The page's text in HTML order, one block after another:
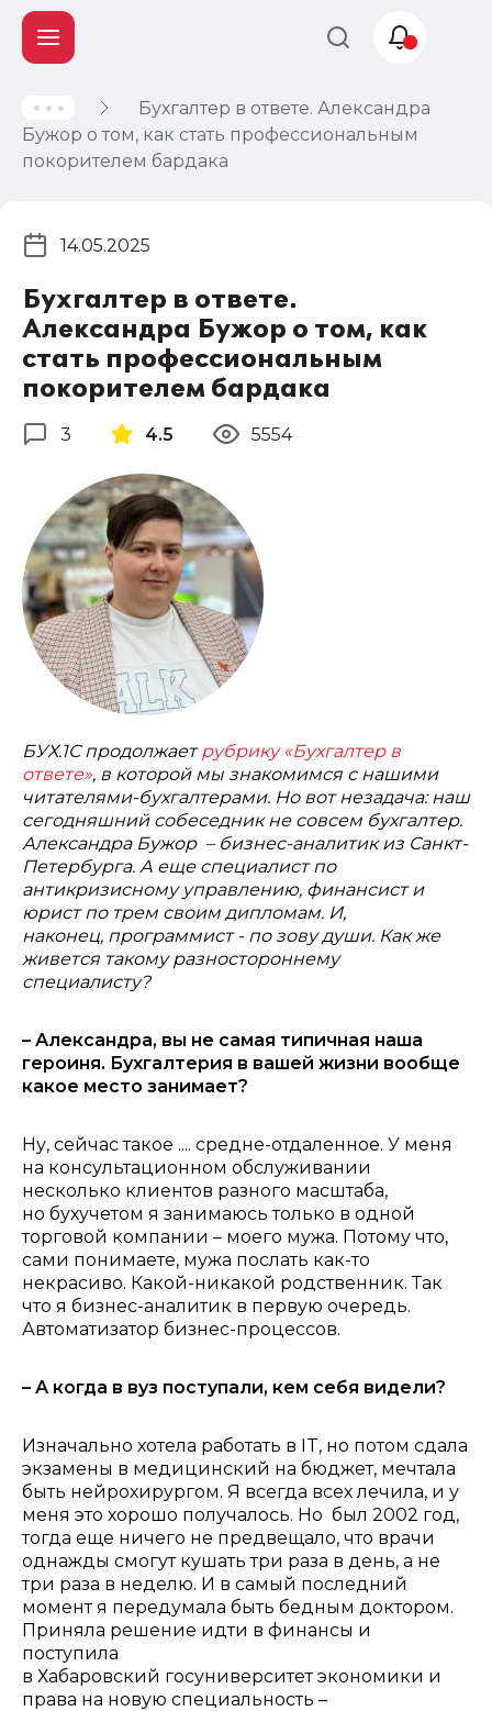
Бухгалтер в ответе. Александра
Бужор о том, как стать профессиональным
покорителем бардака
Бухгалтер в ответе.
Александра Бужор о том, как
стать профессиональным
покорителем бардака
14.05.2025
3 4.5 5554
БУХ.1С продолжаетрубрику «Бухгалтер в
ответе», в которой мы знакомимся с нашими
читателями-бухгалтерами. Но вот незадача: наш
сегодняшний собеседник не совсем бухгалтер.
Александра Бужор – бизнес-аналитик из Санкт-
Петербурга. А еще специалист по
антикризисному управлению, финансист и
юрист по трем своим дипломам. И,
наконец, программист - по зову души. Как же
живется такому разностороннему
специалисту?
– Александра, вы не самая типичная наша
героиня. Бухгалтерия в вашей жизни вообще
какое место занимает?
Ну, сейчас такое .... средне-отдаленное. У меня
на консультационном обслуживании
несколько клиентов разного масштаба,
но бухучетом я занимаюсь только в одной
торговой компании – моего мужа. Потому что,
сами понимаете, мужа послать как-то
некрасиво. Какой-никакой родственник. Так
что я бизнес-аналитик в первую очередь.
Автоматизатор бизнес-процессов.
– А когда в вуз поступали, кем себя видели?
Изначально хотела работать в IT, но потом сдала
экзамены в медицинский на бюджет, мечтала
быть нейрохирургом. Я всегда всех лечила, и у
меня это хорошо получалось. Но был 2002 год,
тогда еще ничего не предвещало, что врачи
однажды смогут кушать три раза в день, а не
три раза в неделю. И в самый последний
момент я передумала быть бедным доктором.
Приняла решение идти в финансы и
поступила
в Хабаровский госуниверситет экономики и
права на новую специальность –
Учет и
налогообложение